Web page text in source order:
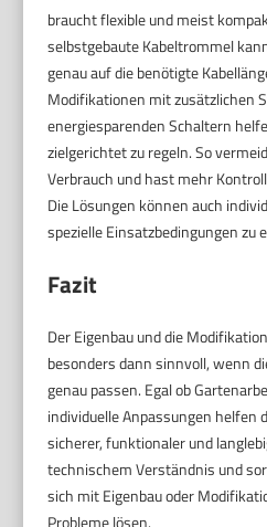
braucht flexible und meist
selbstgebaute Kabeltrommel
genau auf die benötigte
Modifikationen mit zusätzlichen
energiesparenden Schaltern
zielgerichtet zu regeln. So
Verbrauch und hast mehr
Die Lösungen können auch
spezielle Einsatzbedingungen zu
Fazit
Der Eigenbau und die
besonders dann sinnvoll, wenn
genau passen. Egal ob
individuelle Anpassungen helfen
sicherer, funktionaler und
technischem Verständnis und
sich mit Eigenbau oder
Probleme lösen.